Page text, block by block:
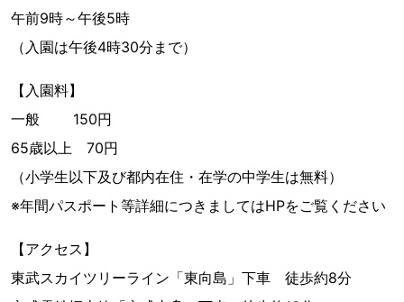
午前9時～午後5時
（入園は午後4時30分まで）
【入園料】
一般 150円
65歳以上 70円
（小学生以下及び都内在住・在学の中学生は無料）
※年間パスポート等詳細につきましてはHPをご覧ください
【アクセス】
東武スカイツリーライン「東向島」下車 徒歩約8分